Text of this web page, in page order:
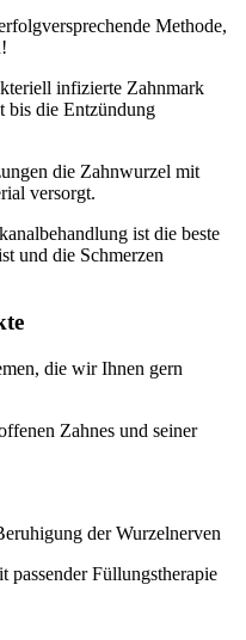
Methode,
infizierte Zahnmark
bis die Entzündung
die Zahnwurzel mit
versorgt.
ist die beste
und die Schmerzen
die wir Ihnen gern
Zahnes und seiner
der Wurzelnerven
passender Füllungstherapie